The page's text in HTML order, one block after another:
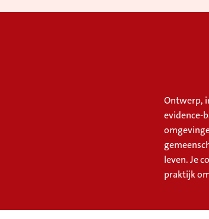
Ontwerp,
evidence-
leven. Je
praktijk